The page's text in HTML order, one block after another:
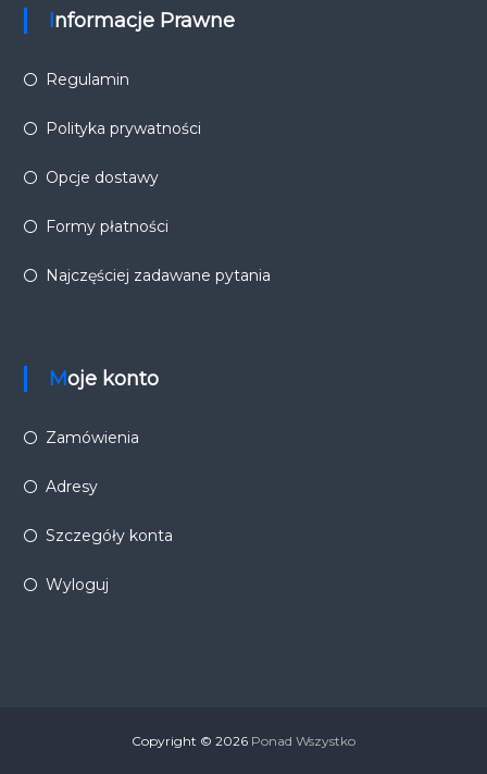
Informacje Prawne
Regulamin
Polityka prywatności
Opcje dostawy
Formy płatności
Najczęściej zadawane pytania
Moje konto
Zamówienia
Adresy
Szczegóły konta
Wyloguj
Copyright © 2026 Ponad Wszystko